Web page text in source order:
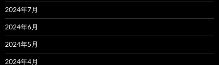
2024年7月
2024年6月
2024年5月
2024年4月